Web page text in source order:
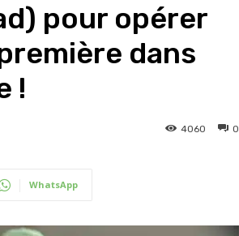
pour opérer
dans
!
0
4060
WhatsApp